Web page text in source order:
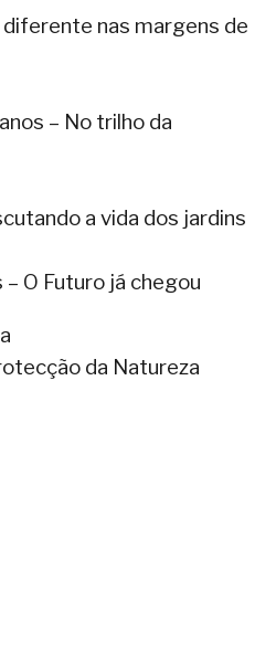
diferente nas margens de
– No trilho da
a vida dos jardins
O Futuro já chegou
da Natureza